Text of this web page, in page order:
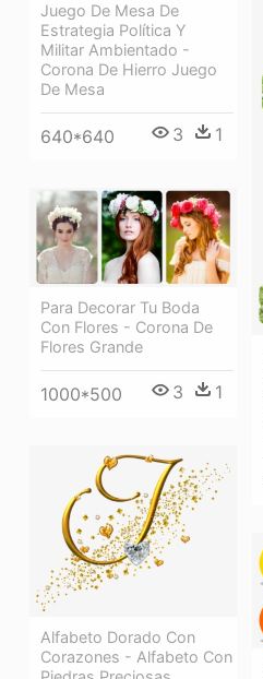
Juego De Mesa De
Estrategia Política Y
Militar Ambientado -
Corona De Hierro Juego
De Mesa
640*640 3 1
Para Decorar Tu Boda
Con Flores - Corona De
Flores Grande
1000*500 3 1
Alfabeto Dorado Con
Corazones - Alfabeto Con